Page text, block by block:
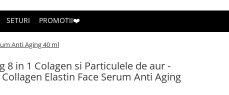
SETURI PROMOTII❤️
Anti Aging 40 ml
8 in 1 Colagen si Particulele de aur -
Elastin Face Serum Anti Aging